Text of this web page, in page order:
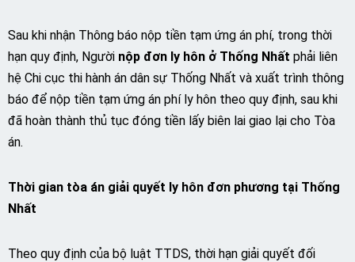
Sau khi nhận Thông báo nộp tiền tạm ứng án phí, trong thời
hạn quy định, Người nộp đơn ly hôn ở Thống Nhất phải liên
hệ Chi cục thi hành án dân sự Thống Nhất và xuất trình thông
báo để nộp tiền tạm ứng án phí ly hôn theo quy định, sau khi
đã hoàn thành thủ tục đóng tiền lấy biên lai giao lại cho Tòa
án.
Thời gian tòa án giải quyết ly hôn đơn phương tại Thống
Nhất
Theo quy định của bộ luật TTDS, thời hạn giải quyết đối